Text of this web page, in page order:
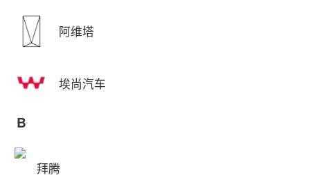
阿维塔
埃尚汽车
B
拜腾